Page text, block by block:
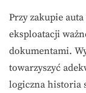
Przy zakupie
eksploatacji
dokumentami.
towarzyszyć
logiczna historia